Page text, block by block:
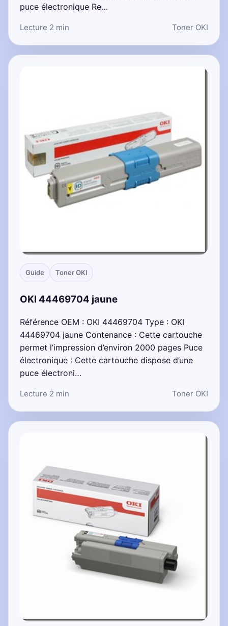
puce électronique Re…
Lecture 2 min Toner OKI
Guide Toner OKI
OKI 44469704 jaune
Référence OEM : OKI 44469704 Type : OKI
44469704 jaune Contenance : Cette cartouche
permet l’impression d’environ 2000 pages Puce
électronique : Cette cartouche dispose d’une
puce électroni…
Lecture 2 min Toner OKI